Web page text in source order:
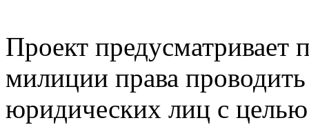
Проект предусматривает
милиции права
юридических лиц с